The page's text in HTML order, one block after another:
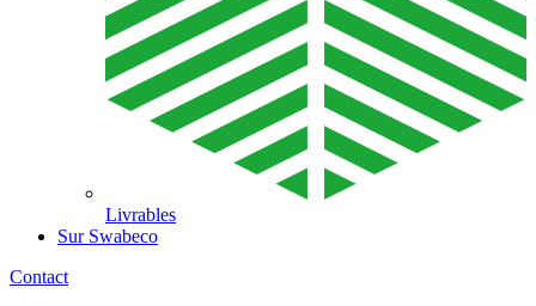
Livrables
Sur Swabeco
Contact